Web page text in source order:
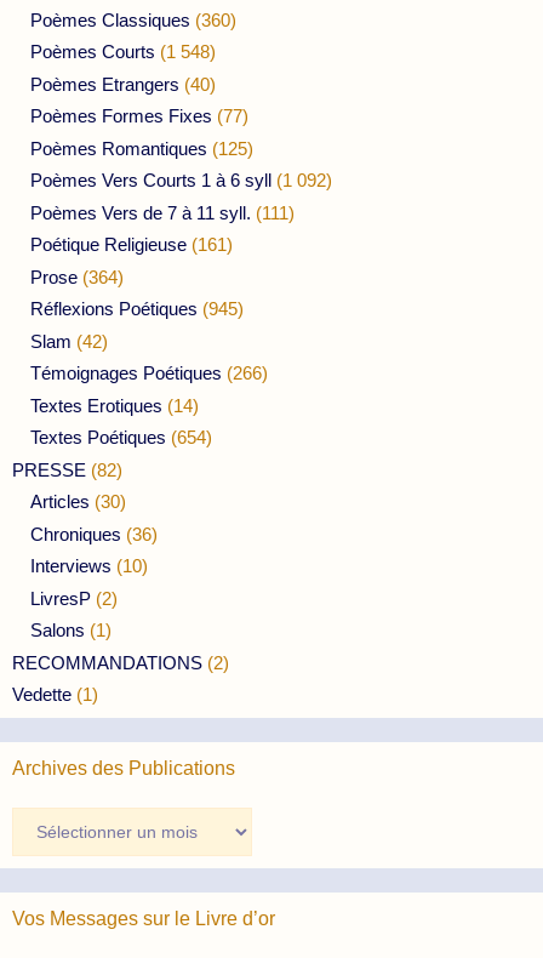
Poèmes Classiques (360)
Poèmes Courts (1 548)
Poèmes Etrangers (40)
Poèmes Formes Fixes (77)
Poèmes Romantiques (125)
Poèmes Vers Courts 1 à 6 syll (1 092)
Poèmes Vers de 7 à 11 syll. (111)
Poétique Religieuse (161)
Prose (364)
Réflexions Poétiques (945)
Slam (42)
Témoignages Poétiques (266)
Textes Erotiques (14)
Textes Poétiques (654)
PRESSE (82)
Articles (30)
Chroniques (36)
Interviews (10)
LivresP (2)
Salons (1)
RECOMMANDATIONS (2)
Vedette (1)
Archives des Publications
des
Publications
Vos Messages sur le Livre d’or